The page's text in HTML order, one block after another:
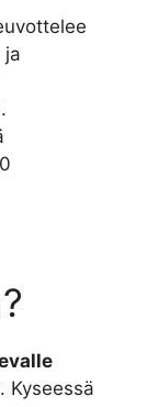
ja
Kyseessä